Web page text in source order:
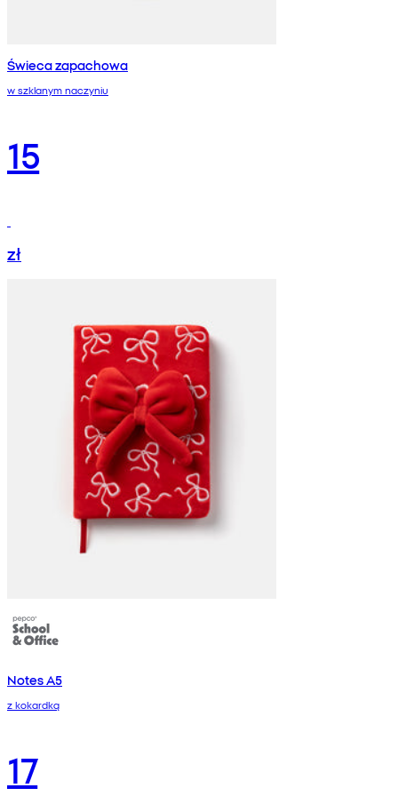
Świeca zapachowa
w szklanym naczyniu
15
zł
Notes A5
z kokardką
17